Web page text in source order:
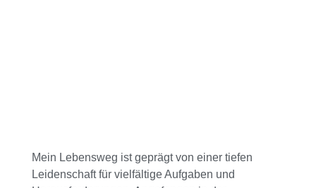
Mein Lebensweg ist geprägt von einer tiefen
Leidenschaft für vielfältige Aufgaben und